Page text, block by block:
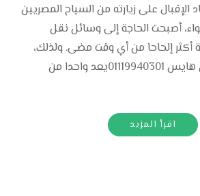
الإقبال على زيارته من السياح المصريين
أصبحت الحاجة إلى وسائل نقل
أكثر إلحاحا من أي وقت مضى. ولذلك،
فإن إيجار ميكروباص هايس 01119940301يعد واحدا من
اقرأ المزيد